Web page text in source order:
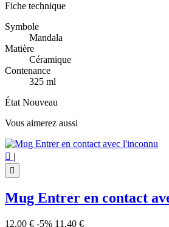
Fiche technique
Symbole
Mandala
Matière
Céramique
Contenance
325 ml
ÉtatNouveau
Vous aimerez aussi
 |

Mug Entrer en contact
12,00 € -5% 11,40 €